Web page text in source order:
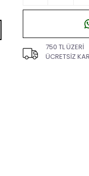
750 TL ÜZERİ
ÜCRETSİZ